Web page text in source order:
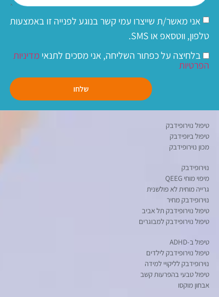
אני מאשר/ת שייצרו עמי קשר בנוגע לפנייה זו באמצעות
טלפון, ווטסאפ או SMS.
בלחיצה על כפתור השליחה, אני מסכים לתנאי מדיניות
הפרטיות
שלחו
טיפול נוירופידבק
טיפול ביופידבק
מכון נוירופידבק
נוירופידבק
מיפוי מוחי QEEG
גרייה מוחית לא פולשנית
נוירופידבק מחיר
טיפול נוירופידבק תל אביב
טיפול נוירופידבק למבוגרים
טיפול ב-ADHD
טיפול נוירופידבק לילדים
נוירופידבק לליקויי למידה
טיפול טבעי בהפרעות קשב
אבחון מוקסו